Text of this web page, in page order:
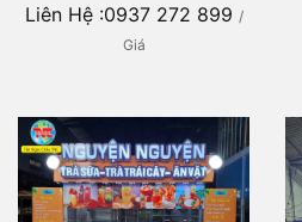
Liên Hệ :0937 272 899 /
Giá